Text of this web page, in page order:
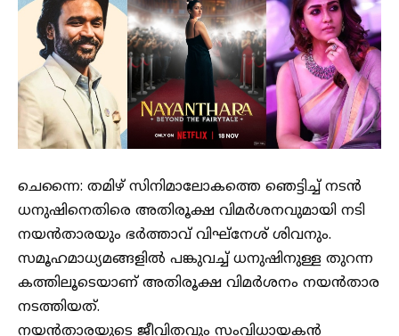
ചെന്നൈ: തമിഴ് സിനിമാലോകത്തെ ഞെട്ടിച്ച് നടൻ
ധനുഷിനെതിരെ അതിരൂക്ഷ വിമർശനവുമായി നടി
നയൻതാരയും ഭർത്താവ് വിഘ്നേശ് ശിവനും.
സമൂഹമാധ്യമങ്ങളിൽ പങ്കുവച്ച് ധനുഷിനുള്ള തുറന്ന
കത്തിലൂടെയാണ് അതിരൂക്ഷ വിമർശനം നയൻതാര
നടത്തിയത്.
നയൻതാരയുടെ ജീവിതവും സംവിധായകൻ